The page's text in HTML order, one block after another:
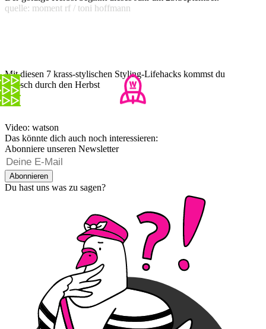
quelle: moment rf / toni hoffmann
Mit diesen 7 krass-stylischen Styling-Lifehacks kommst du
stylisch durch den Herbst
Video: watson
Das könnte dich auch noch interessieren:
Abonniere unseren Newsletter
Abonnieren
Du hast uns was zu sagen?